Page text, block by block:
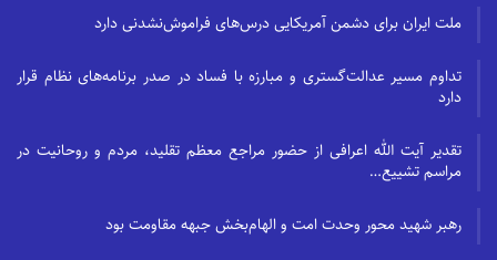
ملت ایران برای دشمن آمریکایی درس‌های فراموش‌نشدنی دارد
تداوم مسیر عدالت‌گستری و مبارزه با فساد در صدر برنامه‌های نظام قرار
دارد
تقدیر آیت الله اعرافی از حضور مراجع معظم تقلید، مردم و روحانیت در
مراسم تشییع…
رهبر شهید محور وحدت امت و الهام‌بخش جبهه مقاومت بود